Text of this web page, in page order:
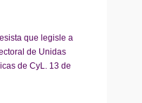
que legisle a
de Unidas
de CyL. 13 de